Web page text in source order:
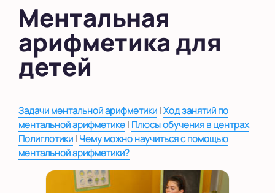
в Южном Бутово
во Внуково
на Беломорской
на Коломенской
в Московской
области
Показать на карте
Ментальная
арифметика для
детей
Задачи ментальной арифметики|Ход занятий по
ментальной арифметике| Плюсы обучения в центрах
Полиглотики| Чему можно научиться с помощью
ментальной арифметики?